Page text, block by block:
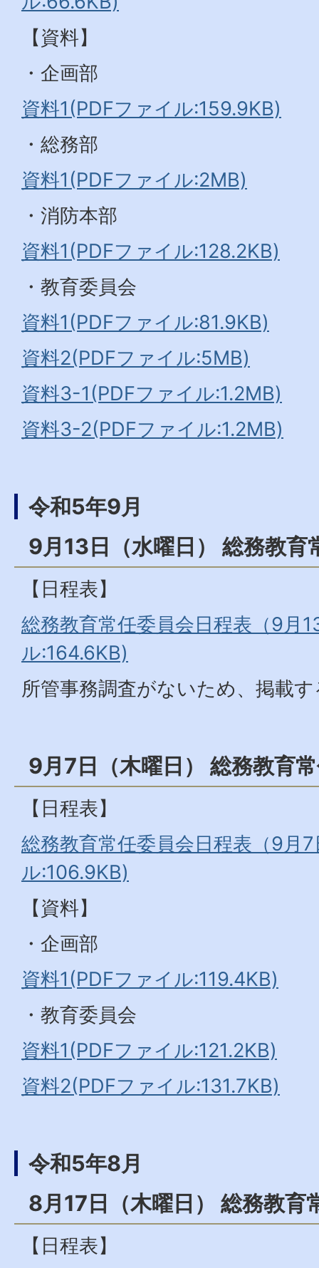
【資料】
・企画部
資料1(PDFファイル:159.9KB)
・総務部
資料1(PDFファイル:2MB)
・消防本部
資料1(PDFファイル:128.2KB)
・教育委員会
資料1(PDFファイル:81.9KB)
資料2(PDFファイル:5MB)
資料3-1(PDFファイル:1.2MB)
資料3-2(PDFファイル:1.2MB)
令和5年9月
9月13日（水曜日） 総務教育
【日程表】
総務教育常任委員会日程表（9月
ル:164.6KB)
所管事務調査がないため、掲載
9月7日（木曜日） 総務教育
【日程表】
総務教育常任委員会日程表（9月
ル:106.9KB)
【資料】
・企画部
資料1(PDFファイル:119.4KB)
・教育委員会
資料1(PDFファイル:121.2KB)
資料2(PDFファイル:131.7KB)
令和5年8月
8月17日（木曜日） 総務教育
【日程表】